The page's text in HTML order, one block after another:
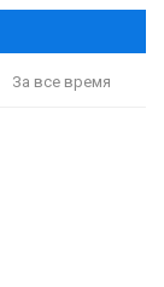
За все время